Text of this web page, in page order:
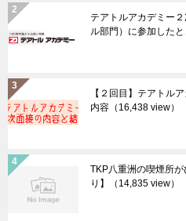
テアトルアカデミー
ル部門）に参加した
【２回目】テアトル
内容 （16,438 view）
TKP八重洲の喫煙所
り】
（14,835 view）